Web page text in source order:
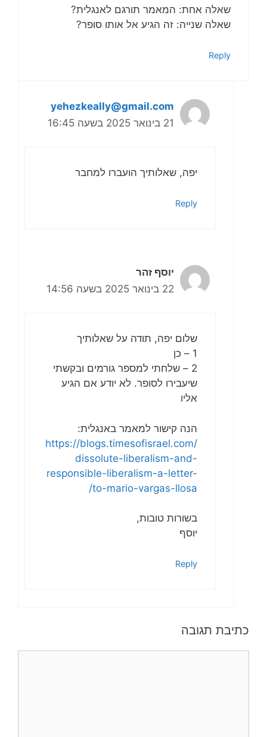
שאלה אחת: המאמר תורגם לאנגלית?
שאלה שנייה: זה הגיע אל אותו סופר?
Reply
yehezkeally@gmail.com
21 בינואר 2025 בשעה 16:45
יפה, שאלותיך הועברו למחבר
Reply
יוסף זהר
22 בינואר 2025 בשעה 14:56
שלום יפה, תודה על שאלותיך
1 – כן
2 – שלחתי למספר גורמים ובקשתי
שיעבירו לסופר. לא יודע אם הגיע
אליו
הנה קישור למאמר באנגלית:
https://blogs.timesofisrael.com/
dissolute-liberalism-and-
responsible-liberalism-a-letter-
to-mario-vargas-llosa/
בשורות טובות,
יוסף
Reply
כתיבת תגובה